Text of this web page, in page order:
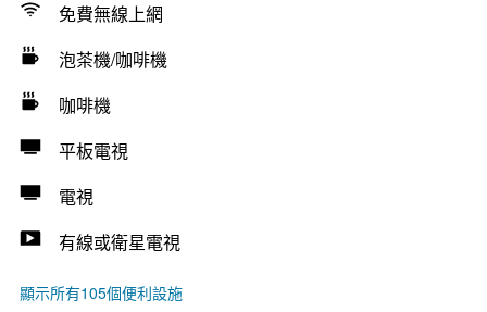
免費無線上網
泡茶機/咖啡機
咖啡機
平板電視
電視
有線或衛星電視
顯示所有105個便利設施